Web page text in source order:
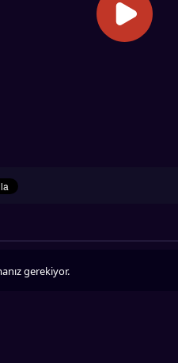
gerekiyor.